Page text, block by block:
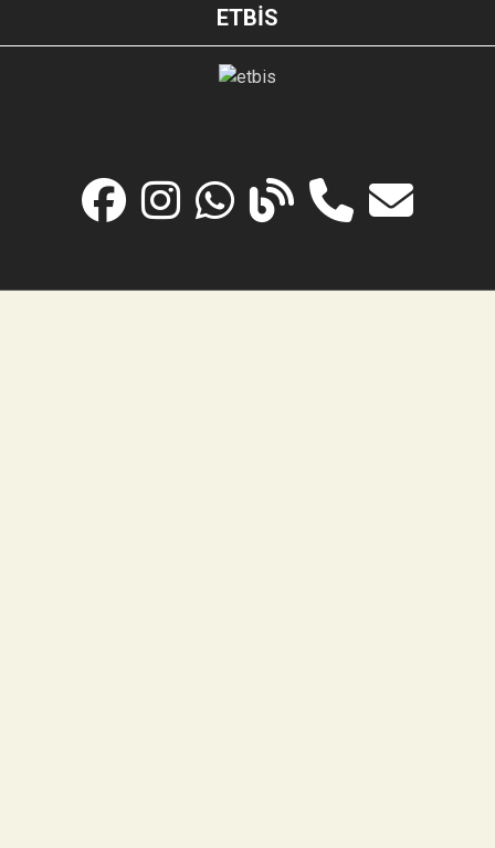
ETBİS